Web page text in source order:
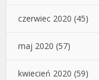
czerwiec 2020 (45)
maj 2020 (57)
kwiecień 2020 (59)